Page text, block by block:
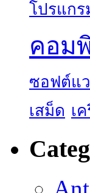
โปรแกร
คอม
ซอฟต์แ
เสม็ด เ